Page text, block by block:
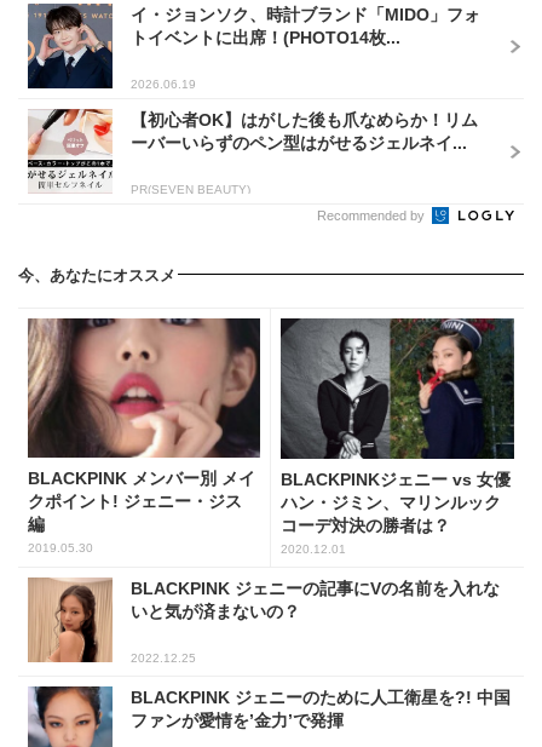
イ・ジョンソク、時計ブランド「MIDO」フォ
トイベントに出席！(PHOTO14枚...
2026.06.19
【初心者OK】はがした後も爪なめらか！リム
ーバーいらずのペン型はがせるジェルネイ...
PR(SEVEN BEAUTY)
Recommended by
今、あなたにオススメ
BLACKPINK メンバー別 メイ
クポイント! ジェニー・ジス
編
2019.05.30
BLACKPINKジェニー vs 女優
ハン・ジミン、マリンルック
コーデ対決の勝者は？
2020.12.01
BLACKPINK ジェニーの記事にVの名前を入れな
いと気が済まないの？
2022.12.25
BLACKPINK ジェニーのために人工衛星を?! 中国
ファンが愛情を’金力’で発揮